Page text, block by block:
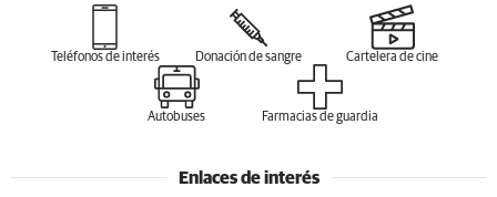
Teléfonos de interés Donación de sangre Cartelera de cine
Autobuses Farmacias de guardia
Enlaces de interés